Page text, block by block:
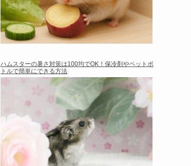
ハムスターの暑さ対策は100均でOK！保冷剤やペットボ
トルで簡単にできる方法